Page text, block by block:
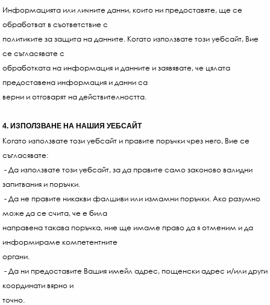
Информацията или личните данни, които ни предоставяте, ще се
обработват в съответствие с
политиките за защита на данните. Когато използвате този уебсайт, Вие
се съгласявате с
обработката на информация и данните и заявявате, че цялата
предоставена информация и данни са
верни и отговарят на действителността.
4. ИЗПОЛЗВАНЕ НА НАШИЯ УЕБСАЙТ
Когато използвате този уебсайт и правите поръчки чрез него, Вие се
съгласявате:
- Да използвате този уебсайт, за да правите само законово валидни
запитвания и поръчки.
- Да не правите никакви фалшиви или измамни поръчки. Ако разумно
може да се счита, че е била
направена такава поръчка, ние ще имаме право да я отменим и да
информираме компетентните
органи.
- Да ни предоставите Вашия имейл адрес, пощенски адрес и/или други
координати вярно и
точно.